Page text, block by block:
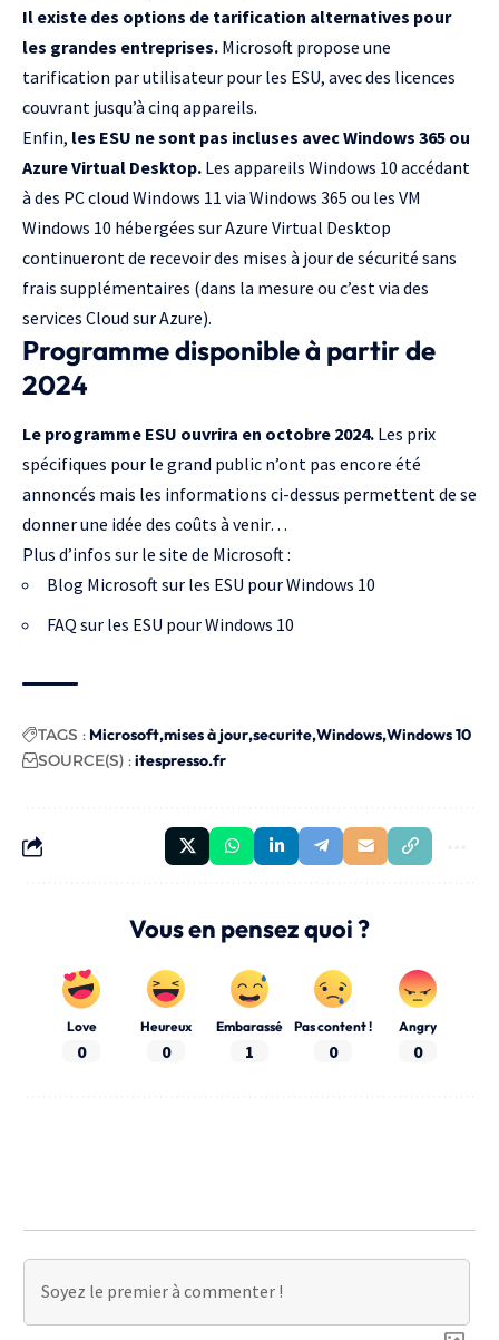
Il existe des options de tarification alternatives pour
les grandes entreprises. Microsoft propose une
tarification par utilisateur pour les ESU, avec des licences
couvrant jusqu’à cinq appareils.
Enfin, les ESU ne sont pas incluses avec Windows 365 ou
Azure Virtual Desktop. Les appareils Windows 10 accédant
à des PC cloud Windows 11 via Windows 365 ou les VM
Windows 10 hébergées sur Azure Virtual Desktop
continueront de recevoir des mises à jour de sécurité sans
frais supplémentaires (dans la mesure ou c’est via des
services Cloud sur Azure).
Programme disponible à partir de
2024
Le programme ESU ouvrira en octobre 2024. Les prix
spécifiques pour le grand public n’ont pas encore été
annoncés mais les informations ci-dessus permettent de se
donner une idée des coûts à venir…
Plus d’infos sur le site de Microsoft :
Blog Microsoft sur les ESU pour Windows 10
FAQ sur les ESU pour Windows 10
TAGS : Microsoft mises à jour securite Windows Windows 10
SOURCE(S) :itespresso.fr
Vous en pensez quoi ?
Love
0
Heureux
0
Embarassé
1
Pas content !
0
Angry
0